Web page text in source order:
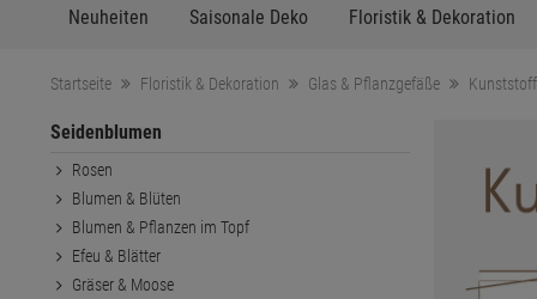
Neuheiten Saisonale Deko Floristik & Dekoration
Startseite Floristik & Dekoration Glas & Pflanzgefäße
Seidenblumen
Rosen
Blumen & Blüten
Blumen & Pflanzen im Topf
Efeu & Blätter
Gräser & Moose